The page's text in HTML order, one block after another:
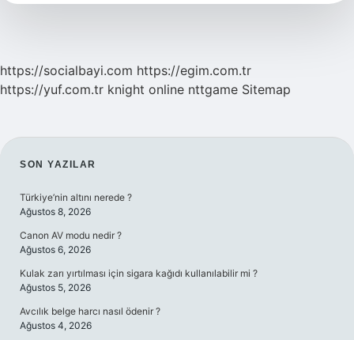
https://socialbayi.com https://egim.com.tr
https://yuf.com.tr knight online nttgame Sitemap
SIDEBAR
SON YAZILAR
Türkiye’nin altını nerede ?
Ağustos 8, 2026
Canon AV modu nedir ?
Ağustos 6, 2026
Kulak zarı yırtılması için sigara kağıdı kullanılabilir mi ?
Ağustos 5, 2026
Avcılık belge harcı nasıl ödenir ?
Ağustos 4, 2026